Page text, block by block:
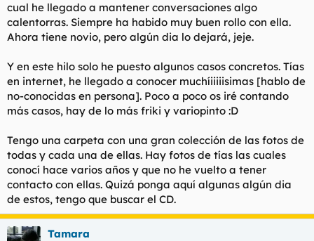
cual he llegado a mantener conversaciones algo
calentorras. Siempre ha habido muy buen rollo con ella.
Ahora tiene novio, pero algún dia lo dejará, jeje.
Y en este hilo solo he puesto algunos casos concretos. Tías
en internet, he llegado a conocer muchíiiiiisimas [hablo de
no-conocidas en persona]. Poco a poco os iré contando
más casos, hay de lo más friki y variopinto :D
Tengo una carpeta con una gran colección de las fotos de
todas y cada una de ellas. Hay fotos de tías las cuales
conocí hace varios años y que no he vuelto a tener
contacto con ellas. Quizá ponga aquí algunas algún dia
de estos, tengo que buscar el CD.
Tamara